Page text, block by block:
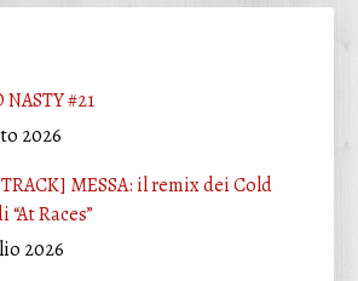
NASTY #21
2026
MESSA: il remix dei Cold
“At Races”
2026